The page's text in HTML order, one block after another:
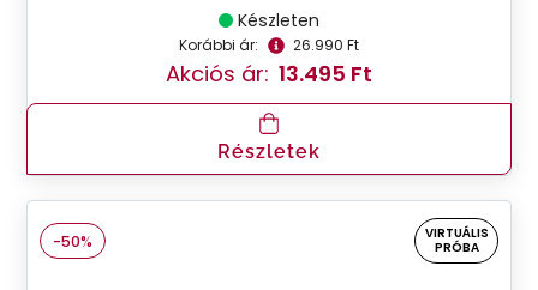
Készleten
Korábbi ár: 26.990 Ft
Akciós ár: 13.495 Ft
Részletek
-50%
VIRTUÁLIS
PRÓBA